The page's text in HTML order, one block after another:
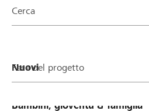
della
Cerca
Fase del progetto